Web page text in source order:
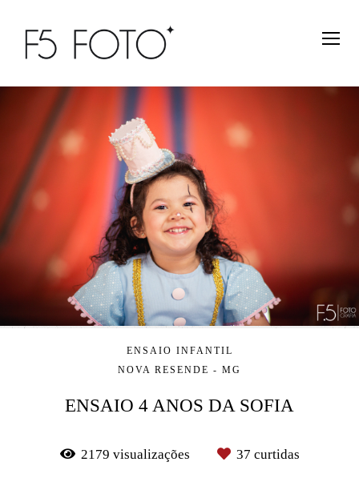
ENSAIO INFANTIL
NOVA RESENDE - MG
ENSAIO 4 ANOS DA SOFIA
2179 visualizações 37 curtidas